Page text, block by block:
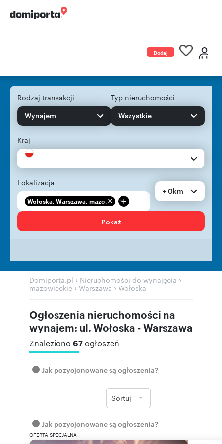
Dodaj
Rodzaj transakcji
Wynajem
Typ nieruchomości
Wszystkie
Kraj
Lokalizacja
Wołoska, Warszawa, mazo... +
+ 0km
Pokaż
Domiporta.pl › Nieruchomości do wynajęcia ›
mazowieckie › Warszawa › Wołoska
Ogłoszenia nieruchomości na
wynajem: ul. Wołoska - Warszawa
Znaleziono 67ogłoszeń
Jak pozycjonowane są ogłoszenia?
Sortuj
Jak pozycjonowane są ogłoszenia?
OFERTA SPECJALNA